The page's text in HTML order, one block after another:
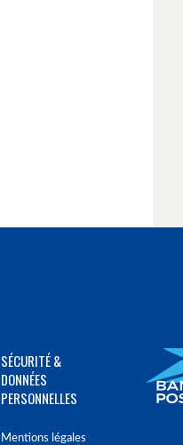
SÉCURITÉ &
DONNÉES
PERSONNELLES
Mentions légales